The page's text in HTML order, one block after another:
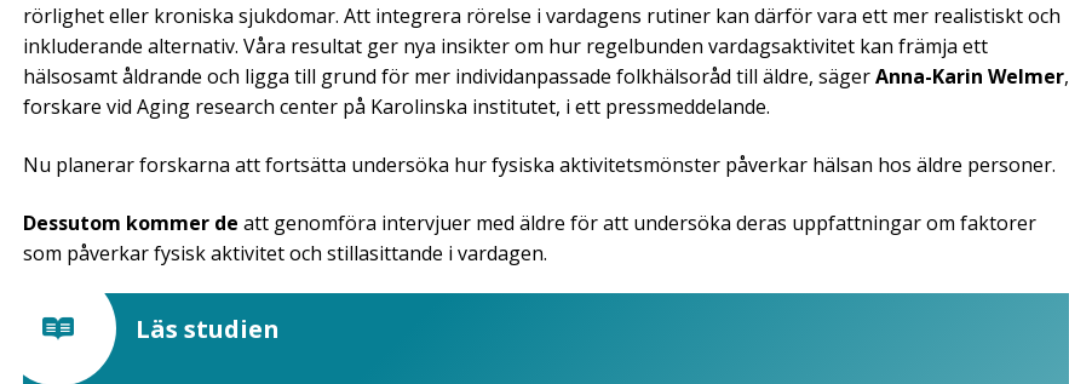
rörlighet eller kroniska sjukdomar. Att integrera rörelse i vardagens rutiner kan därför vara ett mer realistiskt och
inkluderande alternativ. Våra resultat ger nya insikter om hur regelbunden vardagsaktivitet kan främja ett
hälsosamt åldrande och ligga till grund för mer individanpassade folkhälsoråd till äldre, sägerAnna-Karin Welmer,
forskare vid Aging research center på Karolinska institutet, i ett pressmeddelande.
Nu planerar forskarna att fortsätta undersöka hur fysiska aktivitetsmönster påverkar hälsan hos äldre personer.
Dessutom kommer de att genomföra intervjuer med äldre för att undersöka deras uppfattningar om faktorer
som påverkar fysisk aktivitet och stillasittande i vardagen.
Läs studien